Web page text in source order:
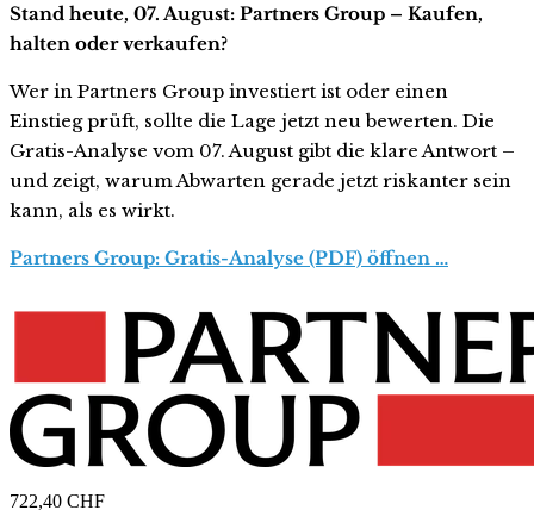
Stand heute, 07. August: Partners Group – Kaufen,
halten oder verkaufen?
Wer in Partners Group investiert ist oder einen
Einstieg prüft, sollte die Lage jetzt neu bewerten. Die
Gratis-Analyse vom 07. August gibt die klare Antwort –
und zeigt, warum Abwarten gerade jetzt riskanter sein
kann, als es wirkt.
Partners Group: Gratis-Analyse (PDF) öffnen …
722,40 CHF